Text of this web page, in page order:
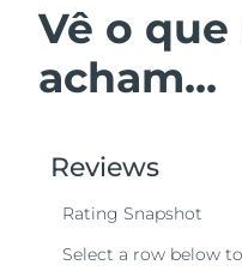
Vê o
acham...